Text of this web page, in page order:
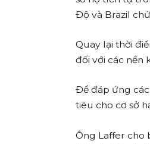
Độ và Brazil
Quay lại thời
đối với các nền
Để đáp ứng
tiêu cho cơ sở
Ông Laffer cho